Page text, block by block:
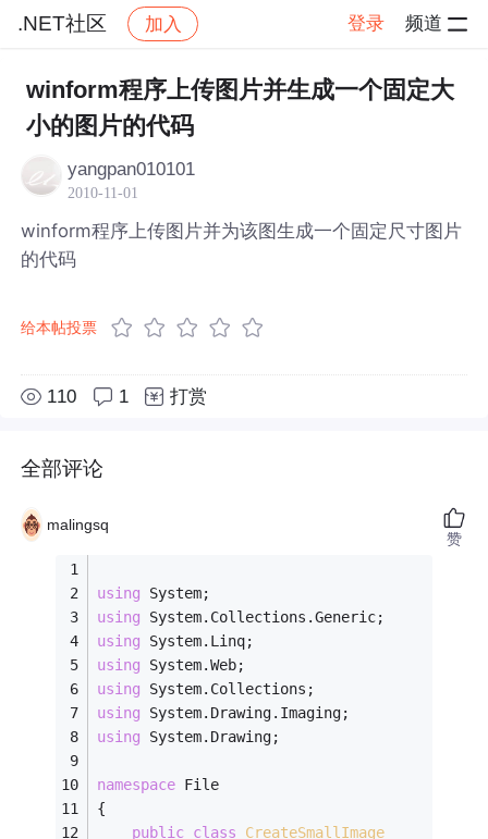
.NET社区 加入 登录 频道
社区 .NET社区 帖子详情
winform程序上传图片并生成一个固定大
小的图片的代码
yangpan010101
2010-11-01
winform程序上传图片并为该图生成一个固定尺寸图片
的代码
给本帖投票
110 1 打赏
全部评论
malingsq
using System;
using System.Collections.Generic;
using System.Linq;
using System.Web;
using System.Collections;
using System.Drawing.Imaging;
using System.Drawing;
namespace File
{
public class
CreateSmallImage
赞